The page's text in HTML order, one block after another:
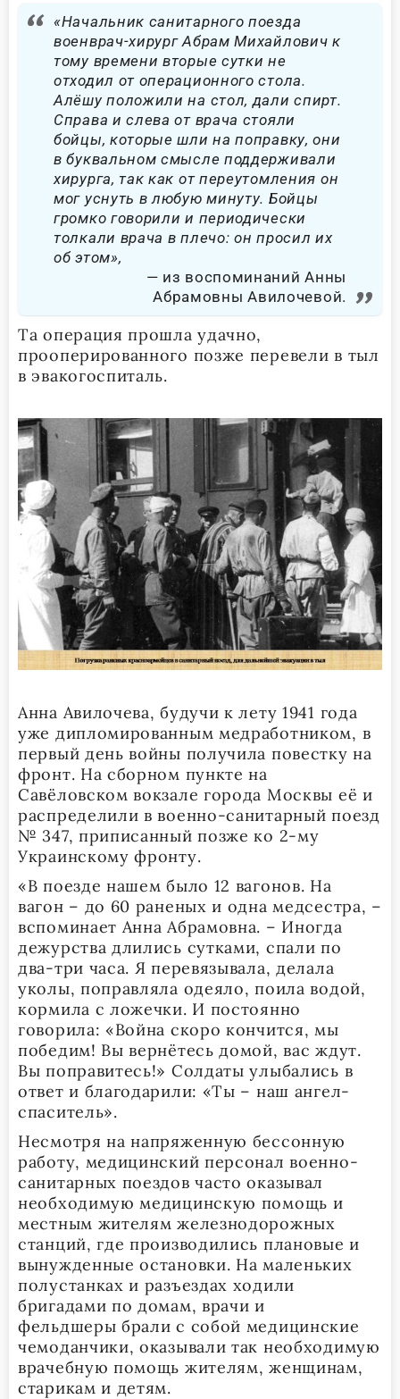
«Начальник санитарного поезда
военврач-хирург Абрам Михайлович к
тому времени вторые сутки не
отходил от операционного стола.
Алёшу положили на стол, дали спирт.
Справа и слева от врача стояли
бойцы, которые шли на поправку, они
в буквальном смысле поддерживали
хирурга, так как от переутомления он
мог уснуть в любую минуту. Бойцы
громко говорили и периодически
толкали врача в плечо: он просил их
об этом»,
из воспоминаний Анны
Абрамовны Авилочевой.
Та операция прошла удачно,
прооперированного позже перевели в тыл
в эвакогоспиталь.
Анна Авилочева, будучи к лету 1941 года
уже дипломированным медработником, в
первый день войны получила повестку на
фронт. На сборном пункте на
Савёловском вокзале города Москвы её и
распределили в военно-санитарный поезд
№ 347, приписанный позже ко 2-му
Украинскому фронту.
«В поезде нашем было 12 вагонов. На
вагон – до 60 раненых и одна медсестра, –
вспоминает Анна Абрамовна. – Иногда
дежурства длились сутками, спали по
два-три часа. Я перевязывала, делала
уколы, поправляла одеяло, поила водой,
кормила с ложечки. И постоянно
говорила: «Война скоро кончится, мы
победим! Вы вернётесь домой, вас ждут.
Вы поправитесь!» Солдаты улыбались в
ответ и благодарили: «Ты – наш ангел-
спаситель».
Несмотря на напряженную бессонную
работу, медицинский персонал военно-
санитарных поездов часто оказывал
необходимую медицинскую помощь и
местным жителям железнодорожных
станций, где производились плановые и
вынужденные остановки. На маленьких
полустанках и разъездах ходили
бригадами по домам, врачи и
фельдшеры брали с собой медицинские
чемоданчики, оказывали так необходимую
врачебную помощь жителям, женщинам,
старикам и детям.